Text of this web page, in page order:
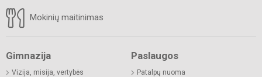
Mokinių maitinimas
Gimnazija
Vizija, misija, vertybės
Paslaugos
Patalpų nuoma